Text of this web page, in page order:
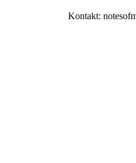
Kontakt: